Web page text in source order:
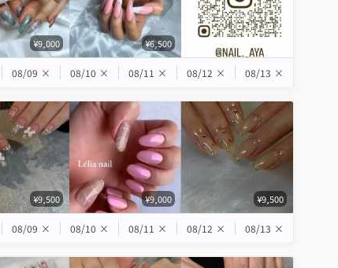
¥9,000 ¥6,500
08/09 × 08/10 × 08/11 × 08/12 × 08/13 ×
¥9,500 ¥9,000 ¥9,500
08/09 × 08/10 × 08/11 × 08/12 × 08/13 ×